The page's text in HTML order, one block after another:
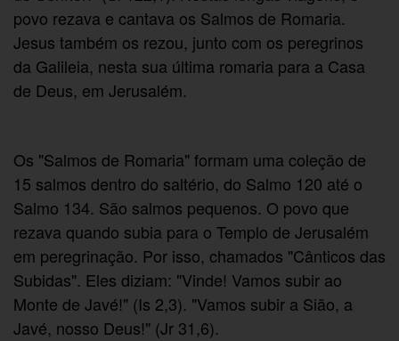
povo rezava e cantava os Salmos de Romaria.
Jesus também os rezou, junto com os peregrinos
da Galileia, nesta sua última romaria para a Casa
de Deus, em Jerusalém.
Os "Salmos de Romaria" formam uma coleção de
15 salmos dentro do saltério, do Salmo 120 até o
Salmo 134. São salmos pequenos. O povo que
rezava quando subia para o Templo de Jerusalém
em peregrinação. Por isso, chamados "Cânticos das
Subidas". Eles diziam: "Vinde! Vamos subir ao
Monte de Javé!" (Is 2,3). "Vamos subir a Sião, a
Javé, nosso Deus!" (Jr 31,6).